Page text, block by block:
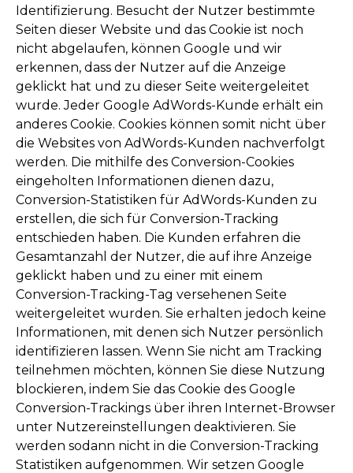
Identifizierung. Besucht der Nutzer bestimmte
Seiten dieser Website und das Cookie ist noch
nicht abgelaufen, können Google und wir
erkennen, dass der Nutzer auf die Anzeige
geklickt hat und zu dieser Seite weitergeleitet
wurde. Jeder Google AdWords-Kunde erhält ein
anderes Cookie. Cookies können somit nicht über
die Websites von AdWords-Kunden nachverfolgt
werden. Die mithilfe des Conversion-Cookies
eingeholten Informationen dienen dazu,
Conversion-Statistiken für AdWords-Kunden zu
erstellen, die sich für Conversion-Tracking
entschieden haben. Die Kunden erfahren die
Gesamtanzahl der Nutzer, die auf ihre Anzeige
geklickt haben und zu einer mit einem
Conversion-Tracking-Tag versehenen Seite
weitergeleitet wurden. Sie erhalten jedoch keine
Informationen, mit denen sich Nutzer persönlich
identifizieren lassen. Wenn Sie nicht am Tracking
teilnehmen möchten, können Sie diese Nutzung
blockieren, indem Sie das Cookie des Google
Conversion-Trackings über ihren Internet-Browser
unter Nutzereinstellungen deaktivieren. Sie
werden sodann nicht in die Conversion-Tracking
Statistiken aufgenommen. Wir setzen Google